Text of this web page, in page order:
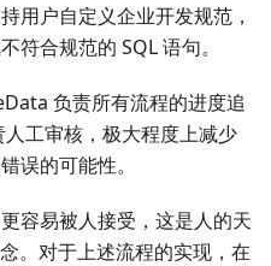
用户自定义企业开发规范，
符合规范的 SQL 语句。
负责所有流程的进度追
工审核，极大程度上减少
误的可能性。
容易被人接受，这是人的天
。对于上述流程的实现，在